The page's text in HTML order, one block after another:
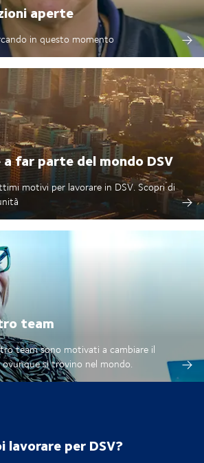
aperte
in questo momento
far parte del mondo DSV
motivi per lavorare in DSV. Scopri di
team
team sono motivati a cambiare il
si trovino nel mondo.
lavorare per DSV?